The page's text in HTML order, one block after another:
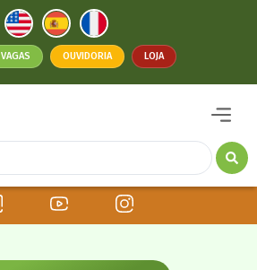
VAGAS OUVIDORIA LOJA